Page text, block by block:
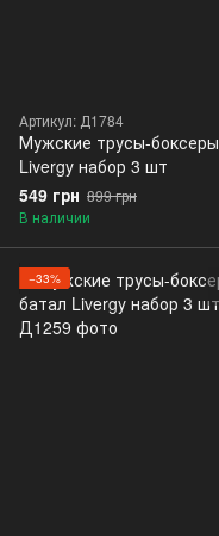
Артикул: Д1784
Мужские трусы-боксеры
Livergy набор 3 шт
549 грн 899 грн
В наличии
−33%